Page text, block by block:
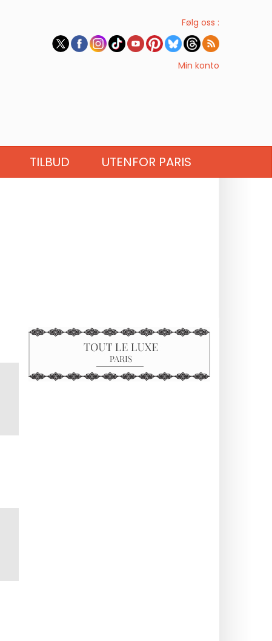
Følg oss :
Min konto
TILBUD UTENFOR PARIS